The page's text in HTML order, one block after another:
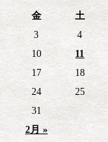
金 土
2月 »
3
4
10
11
17
18
24
25
31